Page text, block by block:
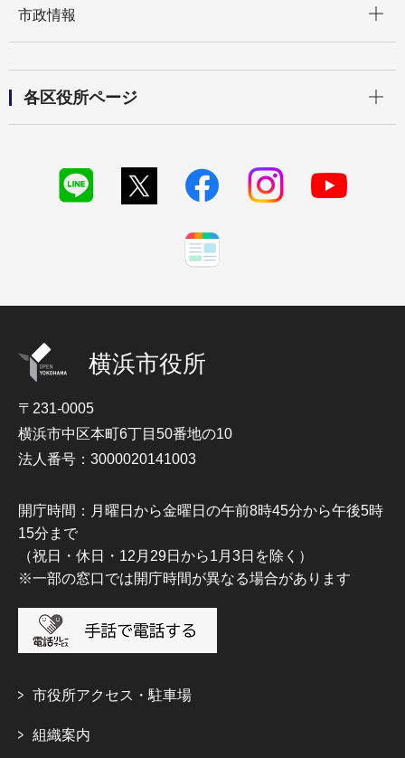
市政情報
各区役所ページ
横浜市役所
〒231-0005
横浜市中区本町6丁目50番地の10
法人番号：3000020141003
開庁時間：月曜日から金曜日の午前8時45分から午後5時
15分まで
（祝日・休日・12月29日から1月3日を除く）
※一部の窓口では開庁時間が異なる場合があります
市役所アクセス・駐車場
組織案内